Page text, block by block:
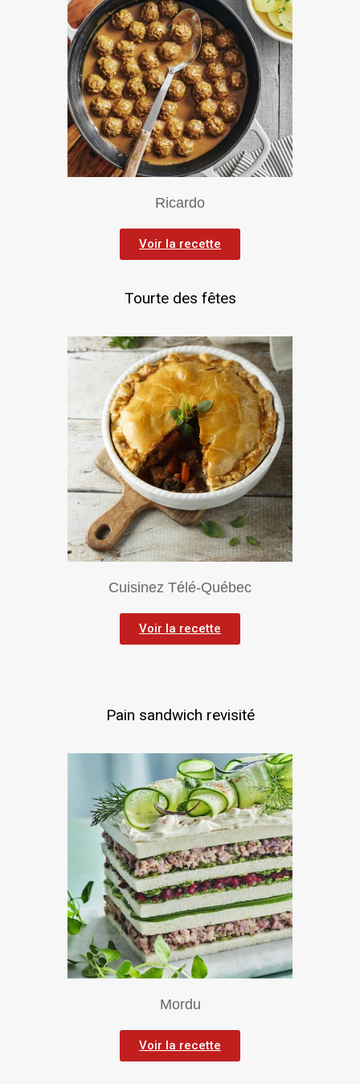
Ricardo
Voir la recette
Tourte des fêtes
Cuisinez Télé-Québec
Voir la recette
Pain sandwich revisité
Mordu
Voir la recette